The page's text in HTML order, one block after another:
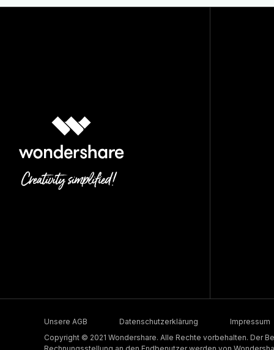
Unsere AGB Datenschutzerklärung Impressum
Copyright © 2021 Wondershare. Alle Rechte vorbehalten. Der